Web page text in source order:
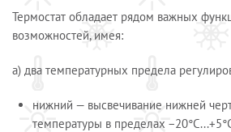
Термостат обладает рядом важных
возможностей, имея:
а) два температурных предела
нижний — высвечивание нижней
температуры в пределах